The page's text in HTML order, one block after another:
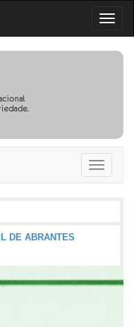
Toggle
DE ABRANTES